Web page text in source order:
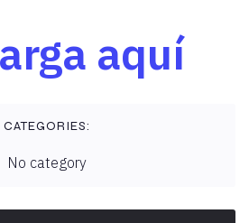
aquí
CATEGORIES:
No category